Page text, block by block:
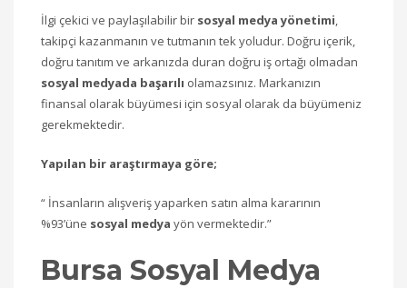
İlgi çekici ve paylaşılabilir bir sosyal medya yönetimi,
takipçi kazanmanın ve tutmanın tek yoludur. Doğru içerik,
doğru tanıtım ve arkanızda duran doğru iş ortağı olmadan
sosyal medyada başarılı olamazsınız. Markanızın
finansal olarak büyümesi için sosyal olarak da büyümeniz
gerekmektedir.
Yapılan bir araştırmaya göre;
“ İnsanların alışveriş yaparken satın alma kararının
%93’üne sosyal medya yön vermektedir.”
Bursa Sosyal Medya